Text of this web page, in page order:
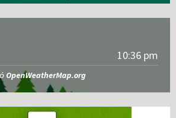
10:36 pm
OpenWeatherMap.org